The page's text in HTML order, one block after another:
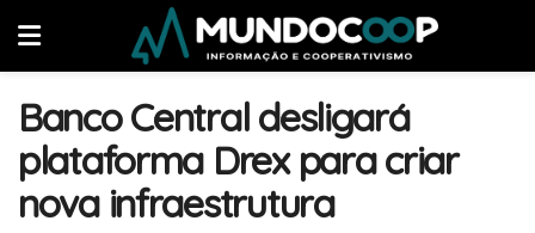
Banco Central desligará
plataforma Drex para criar
nova infraestrutura